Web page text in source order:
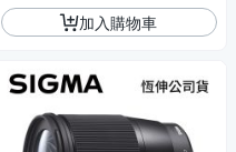
加入購物車